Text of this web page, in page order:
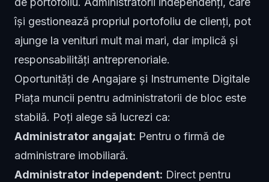
își gestionează propriul portofoliu de clienți, pot
ajunge la venituri mult mai mari, dar implică și
responsabilități antreprenoriale.
Oportunități de Angajare și Instrumente Digitale
Piața muncii pentru administratorii de bloc este
stabilă. Poți alege să lucrezi ca:
Administrator angajat: Pentru o firmă de
administrare imobiliară.
Administrator independent: Direct pentru